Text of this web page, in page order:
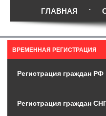
ГЛАВНАЯ
ВРЕМЕННАЯ РЕГИСТРАЦИЯ
Регистрация граждан РФ
Регистрация граждан